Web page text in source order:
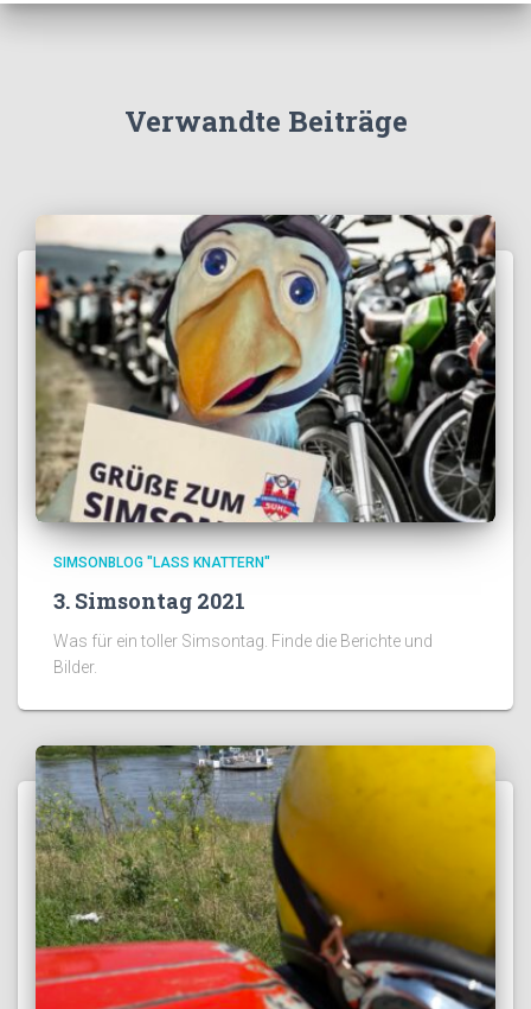
Verwandte Beiträge
SIMSONBLOG "LASS KNATTERN"
3. Simsontag 2021
Was für ein toller Simsontag. Finde die Berichte und
Bilder.